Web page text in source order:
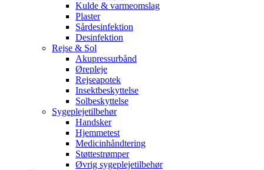
Kulde & varmeomslag
Plaster
Sårdesinfektion
Desinfektion
Rejse & Sol
Akupressurbånd
Ørepleje
Rejseapotek
Insektbeskyttelse
Solbeskyttelse
Sygeplejetilbehør
Handsker
Hjemmetest
Medicinhåndtering
Støttestrømper
Øvrig sygeplejetilbehør